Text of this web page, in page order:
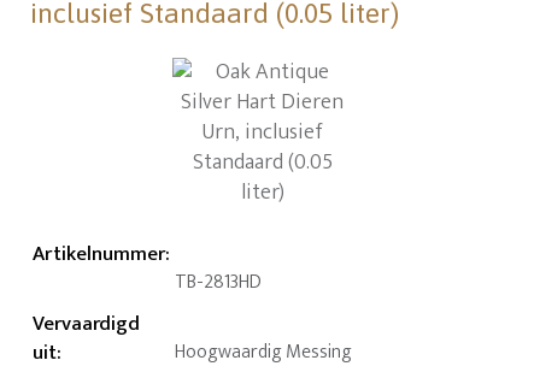
inclusief Standaard (0.05 liter)
Artikelnummer:
TB-2813HD
Vervaardigd
uit: Hoogwaardig Messing